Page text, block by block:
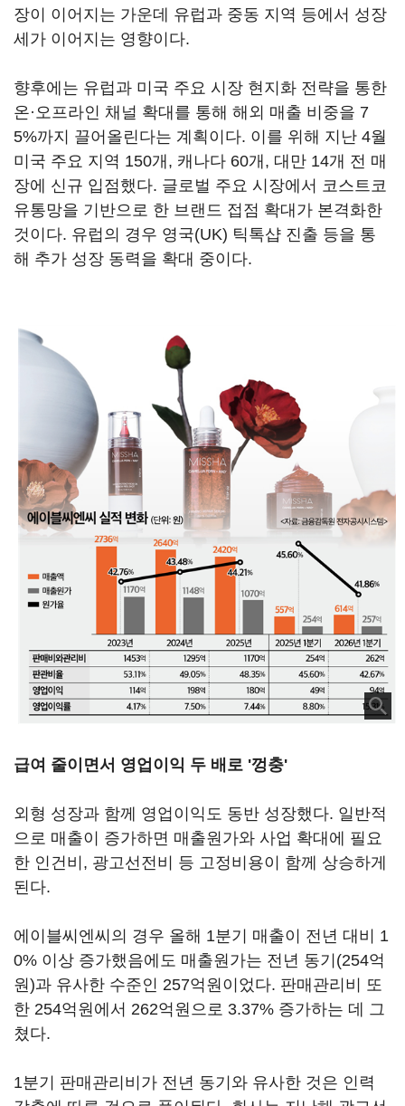
장이 이어지는 가운데 유럽과 중동 지역 등에서 성장
세가 이어지는 영향이다.
향후에는 유럽과 미국 주요 시장 현지화 전략을 통한
온·오프라인 채널 확대를 통해 해외 매출 비중을 7
5%까지 끌어올린다는 계획이다. 이를 위해 지난 4월
미국 주요 지역 150개, 캐나다 60개, 대만 14개 전 매
장에 신규 입점했다. 글로벌 주요 시장에서 코스트코
유통망을 기반으로 한 브랜드 접점 확대가 본격화한
것이다. 유럽의 경우 영국(UK) 틱톡샵 진출 등을 통
해 추가 성장 동력을 확대 중이다.
급여 줄이면서 영업이익 두 배로 '껑충'
외형 성장과 함께 영업이익도 동반 성장했다. 일반적
으로 매출이 증가하면 매출원가와 사업 확대에 필요
한 인건비, 광고선전비 등 고정비용이 함께 상승하게
된다.
에이블씨엔씨의 경우 올해 1분기 매출이 전년 대비 1
0% 이상 증가했음에도 매출원가는 전년 동기(254억
원)과 유사한 수준인 257억원이었다. 판매관리비 또
한 254억원에서 262억원으로 3.37% 증가하는 데 그
쳤다.
1분기 판매관리비가 전년 동기와 유사한 것은 인력